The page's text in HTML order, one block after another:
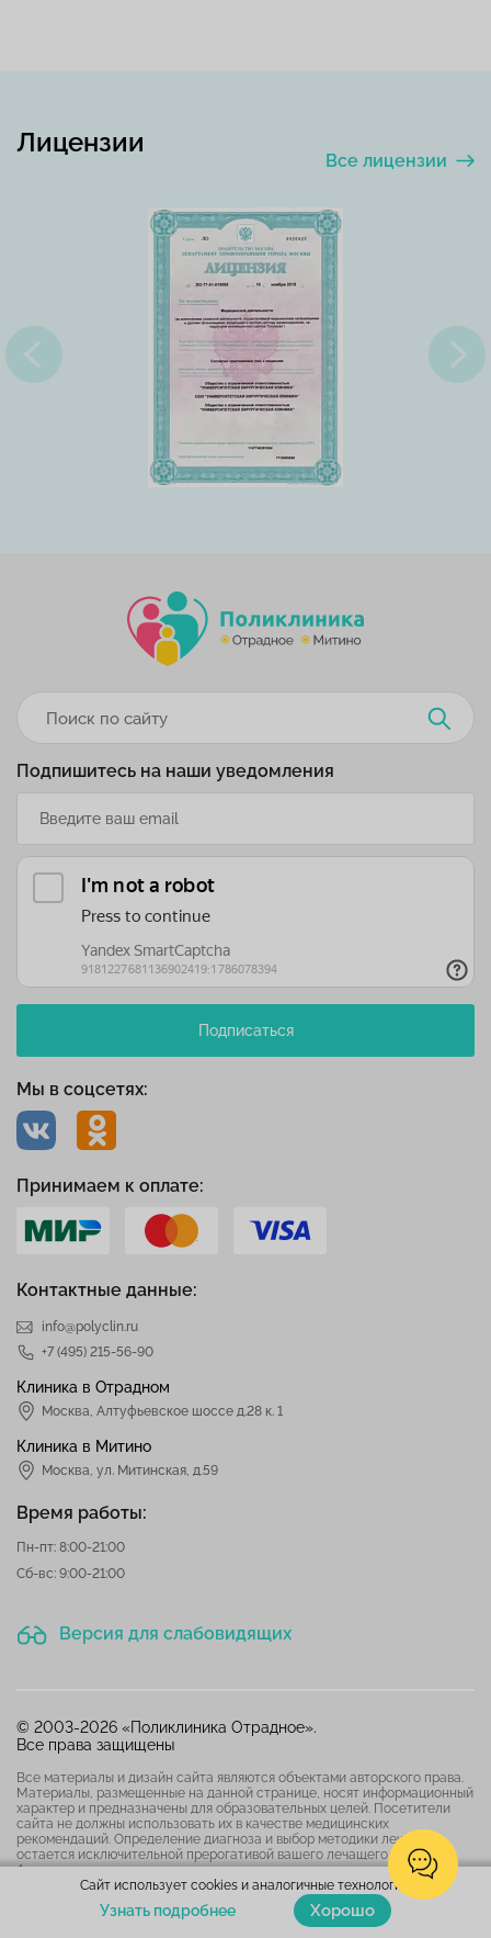
Лицензии
Все лицензии
Контактные данные:
info@polyclin.ru
+7 (495) 215-56-90
Клиника в Отрадном
Москва, Алтуфьевское шоссе д.28 к. 1
Клиника в Митино
Москва, ул. Митинская, д.59
Время работы:
Пн-пт: 8:00-21:00
Сб-вс: 9:00-21:00
Мы в соцсетях:
Подпишитесь на наши уведомления
Подписаться
Версия для слабовидящих
Принимаем к оплате:
© 2003-2026 «Поликлиника Отрадное».
Все права защищены
Все материалы и дизайн сайта являются объектами авторского права.
Материалы, размещенные на данной странице, носят информационный
характер и предназначены для образовательных целей. Посетители
сайта не должны использовать их в качестве медицинских
рекомендаций. Определение диагноза и выбор методики лечения
остается исключительной прерогативой вашего лечащего врача!
Администрация клиники не несет ответственности за возможные
негативные последствия, возникшие в результате использования
информации, размещенной на сайте. Размещенный прайс не является
публичной офертой, услуги оказываются на основаниидоговора
уточнения актуальных цен на медицинские услуги позвоните в клинику
Сайт использует cookies и аналогичные технологии.
Узнать подробнее Хорошо